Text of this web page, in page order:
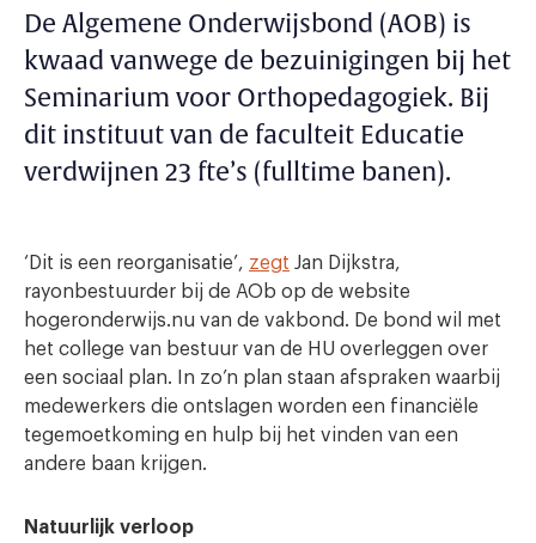
De Algemene Onderwijsbond (AOB) is
kwaad vanwege de bezuinigingen bij het
Seminarium voor Orthopedagogiek. Bij
dit instituut van de faculteit Educatie
verdwijnen 23 fte’s (fulltime banen).
‘Dit is een reorganisatie’, zegt Jan Dijkstra,
rayonbestuurder bij de AOb op de website
hogeronderwijs.nu van de vakbond. De bond wil met
het college van bestuur van de HU overleggen over
een sociaal plan. In zo’n plan staan afspraken waarbij
medewerkers die ontslagen worden een financiële
tegemoetkoming en hulp bij het vinden van een
andere baan krijgen.
Natuurlijk verloop